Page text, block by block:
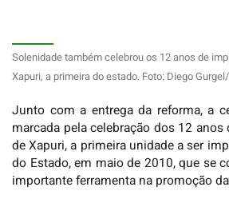
Solenidade também celebrou os 12 anos de
Xapuri, a primeira do estado. Foto: Diego
Junto com a entrega da reforma, a
marcada pela celebração dos 12 anos
de Xapuri, a primeira unidade a ser
do Estado, em maio de 2010, que se
importante ferramenta na promoção